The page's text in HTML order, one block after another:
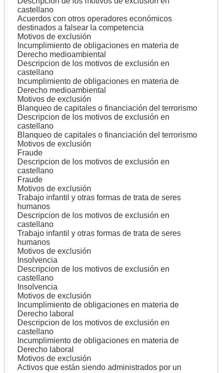
castellano
Acuerdos con otros operadores económicos
destinados a falsear la competencia
Motivos de exclusión
Incumplimiento de obligaciones en materia de
Derecho medioambiental
Descripcion de los motivos de exclusión en
castellano
Incumplimiento de obligaciones en materia de
Derecho medioambiental
Motivos de exclusión
Blanqueo de capitales o financiación del terrorismo
Descripcion de los motivos de exclusión en
castellano
Blanqueo de capitales o financiación del terrorismo
Motivos de exclusión
Fraude
Descripcion de los motivos de exclusión en
castellano
Fraude
Motivos de exclusión
Trabajo infantil y otras formas de trata de seres
humanos
Descripcion de los motivos de exclusión en
castellano
Trabajo infantil y otras formas de trata de seres
humanos
Motivos de exclusión
Insolvencia
Descripcion de los motivos de exclusión en
castellano
Insolvencia
Motivos de exclusión
Incumplimiento de obligaciones en materia de
Derecho laboral
Descripcion de los motivos de exclusión en
castellano
Incumplimiento de obligaciones en materia de
Derecho laboral
Motivos de exclusión
Activos que están siendo administrados por un